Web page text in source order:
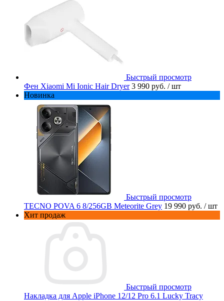
Быстрый просмотр
Фен Xiaomi Mi Ionic Hair Dryer 3 990 руб. / шт
Новинка
Быстрый просмотр
TECNO POVA 6 8/256GB Meteorite Grey 19 990 руб. / шт
Хит продаж
Быстрый просмотр
Накладка для Apple iPhone 12/12 Pro 6.1 Lucky Tracy